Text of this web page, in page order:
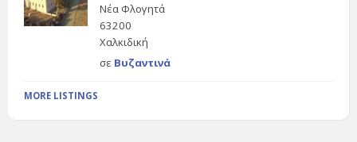
Νέα Φλογητά
63200
Χαλκιδική
σε Βυζαντινά
MORE LISTINGS